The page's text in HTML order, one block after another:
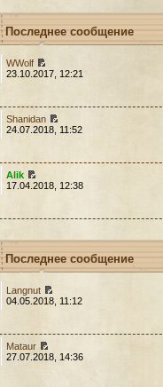
Последнее сообщение
WWolf
23.10.2017, 12:21
Shanidan
24.07.2018, 11:52
Alik
17.04.2018, 12:38
Последнее сообщение
Langnut
04.05.2018, 11:12
Mataur
27.07.2018, 14:36